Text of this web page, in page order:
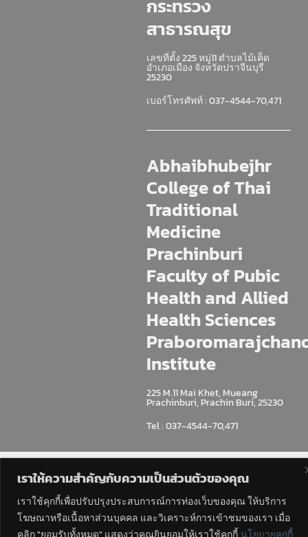
เราให้ความสำคัญกับความเป็นส่วนตัวของคุณ
เราใช้คุกกี้เพื่อปรับปรุงประสบการณ์การท่องเว็บของคุณ ให้บริการ
โฆษณาหรือเนื้อหาส่วนบุคคล และวิเคราะห์การเข้าชมของเรา เมื่อ
กระทรวง
สาธารณสุข
เลขที่ตั้ง 225 หมู่11 ตำบลไม้เค็ด
อำเภอเมือง จังหวัดปราจีนบุรี
25230
เบอร์โทรศัพท์ : 037-4544-70,471
Abhaibhubejhr
College of Thai
Traditional
Medicine
Prachinburi
Faculty of Pubic
Health and Allied
Health Sciences
Institute
225 M.11 Mai Khet, Mueang
Prachinburi, Prachin Buri, 25230
Tel : 037-4544-70,471